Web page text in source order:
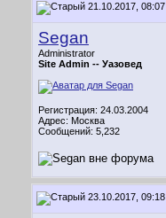
21.10.2017, 08:07
Segan
Administrator
Site Admin -- Уазовед
Регистрация: 24.03.2004
Адрес: Москва
Сообщений: 5,232
23.10.2017, 09:18